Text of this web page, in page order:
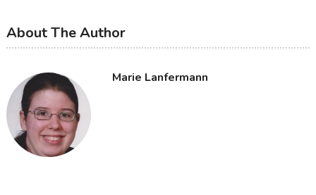
About The Author
Marie Lanfermann